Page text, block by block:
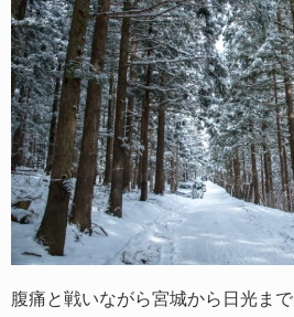
腹痛と戦いながら宮城から日光まで